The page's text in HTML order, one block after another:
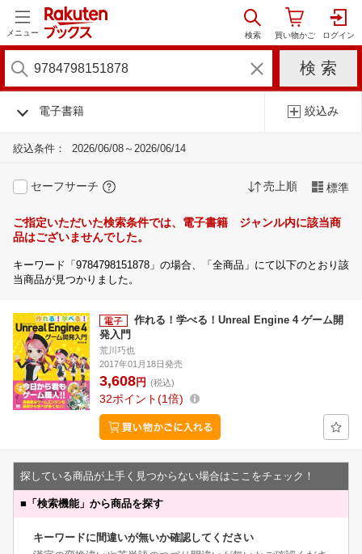
メニュー
電子書籍 絞込み
絞込条件： 2026/06/08～2026/06/14
セーフサーチ 売上順 標準
ご指定いただいた検索条件では、電子書籍 ジャンル内に該当商
品はございませんでした。
キーワード「9784798151878」の場合、「全商品」にて以下のとおり該
当商品が見つかりました。
作れる！学べる！Unreal Engine 4 ゲーム開
発入門
荒川巧也
2017年01月18日発売
3,608円 (税込)
32ポイント 1倍
探している商品が上手く見つからない場合はここをチェック！
■ 「検索機能」から商品を探す
キーワードに間違いが無いか確認してください